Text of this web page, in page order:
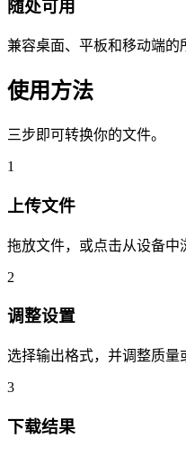
随处可用
兼容桌面、平板和移动端的
使用方法
三步即可转换你的文件。
1
上传文件
拖放文件，或点击从设备中
2
调整设置
选择输出格式，并调整质量
3
下载结果